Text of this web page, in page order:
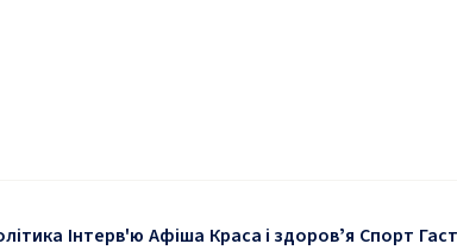
Інтерв'ю Афіша Краса і здоровʼя Спорт